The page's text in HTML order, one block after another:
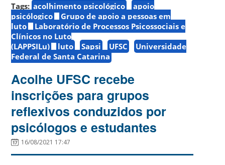
Tags: acolhimento psicológico
apoio
psicólogico
Grupo de apoio a pessoas em
luto
Laboratório de Processos Psicossociais e
Clínicos no Luto
(LAPPSILu)
luto Sapsi UFSC
Universidade
Federal de Santa Catarina
Acolhe UFSC recebe
inscrições para grupos
reflexivos conduzidos por
psicólogos e estudantes
16/08/2021 17:47